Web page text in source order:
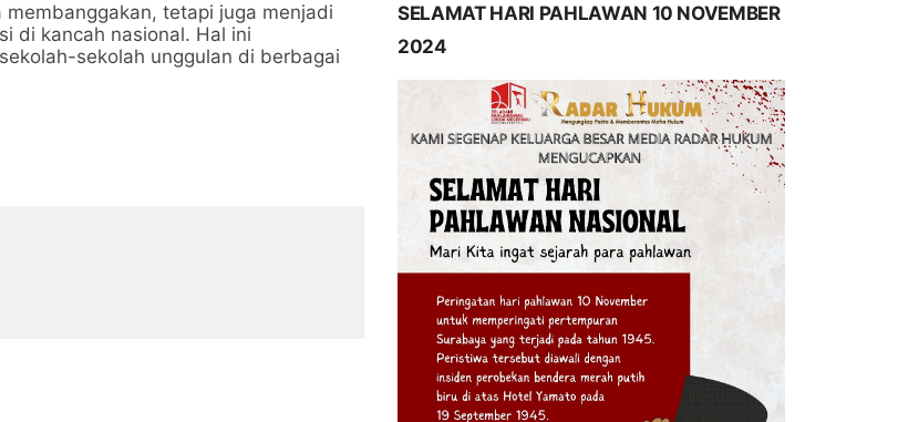
tetapi juga menjadi
di kancah nasional. Hal ini
sekolah unggulan di berbagai
SELAMAT HARI PAHLAWAN 10 NOVEMBER
2024